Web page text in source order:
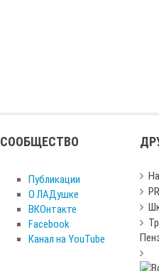
СООБЩЕСТВО
Публикации
О ЛАДушке
ВКОнтакте
Facebook
Канал на YouTube